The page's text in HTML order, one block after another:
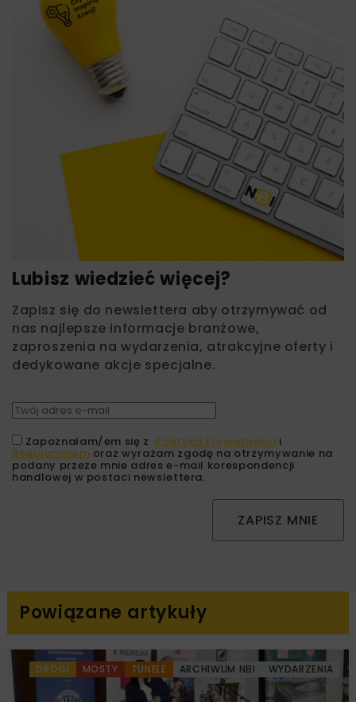
Lubisz wiedzieć więcej?
Zapisz się do newslettera aby otrzymywać od
nas najlepsze informacje branżowe,
zaproszenia na wydarzenia, atrakcyjne oferty i
dedykowane akcje specjalne.
Zapoznałam/em się z Polityką Prywatności i
Regulaminem oraz wyrażam zgodę na otrzymywanie na
podany przeze mnie adres e-mail korespondencji
handlowej w postaci newslettera.
ZAPISZ MNIE
Powiązane artykuły
DROGI MOSTY TUNELE ARCHIWUM NBI WYDARZENIA